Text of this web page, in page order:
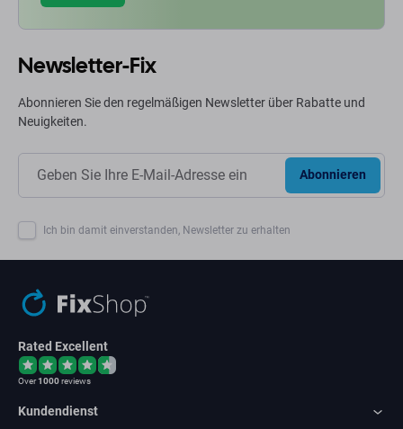
Newsletter-Fix
Abonnieren Sie den regelmäßigen Newsletter über Rabatte und
Neuigkeiten.
Abonnieren
Ich bin damit einverstanden, Newsletter zu erhalten
Rated Excellent
Over1000reviews
Kundendienst